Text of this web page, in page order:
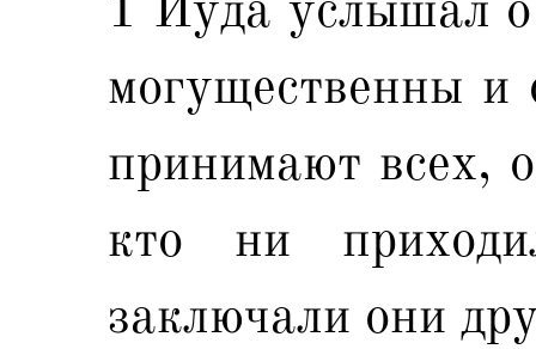
могущественны и
принимают всех,
кто ни
заключали они